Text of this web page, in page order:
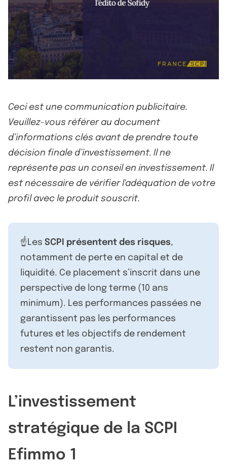
Ceci est une communication publicitaire.
Veuillez-vous référer au document
d’informations clés avant de prendre toute
décision finale d’investissement. Il ne
représente pas un conseil en investissement. Il
est nécessaire de vérifier l'adéquation de votre
profil avec le produit souscrit.
☝️Les SCPI présentent des risques,
notamment de perte en capital et de
liquidité. Ce placement s’inscrit dans une
perspective de long terme (10 ans
minimum). Les performances passées ne
garantissent pas les performances
futures et les objectifs de rendement
restent non garantis.
L’investissement
stratégique de la SCPI
Efimmo 1